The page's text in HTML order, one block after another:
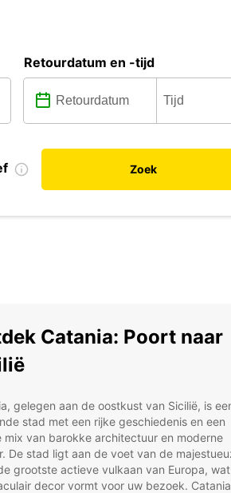
Retourdatum en -tijd
Zoek
Catania: Poort naar
gelegen aan de oostkust van Sicilië, is
stad met een rijke geschiedenis en een
mix van barokke architectuur en moderne
De stad ligt aan de voet van de
grootste actieve vulkaan van Europa,
decor vormt voor uw bezoek.